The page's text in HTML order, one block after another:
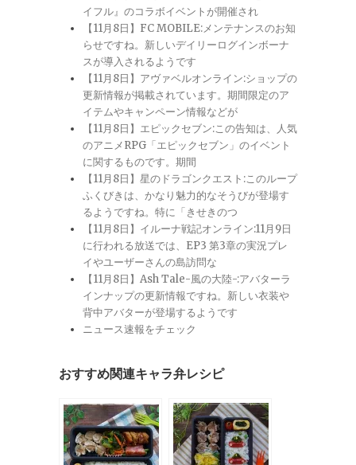
イフル』のコラボイベントが開催され
【11月8日】FC MOBILE:メンテナンスのお知
らせですね。新しいデイリーログインボーナ
スが導入されるようです
【11月8日】アヴァベルオンライン:ショップの
更新情報が掲載されています。期間限定のア
イテムやキャンペーン情報などが
【11月8日】エピックセブン:この告知は、人気
のアニメRPG「エピックセブン」のイベント
に関するものです。期間
【11月8日】星のドラゴンクエスト:このループ
ふくびきは、かなり魅力的なそうびが登場す
るようですね。特に「きせきのつ
【11月8日】イルーナ戦記オンライン:11月9日
に行われる放送では、EP3 第3章の実況プレ
イやユーザーさんの島訪問な
【11月8日】Ash Tale-風の大陸-:アバターラ
インナップの更新情報ですね。新しい衣装や
背中アバターが登場するようです
ニュース速報をチェック
おすすめ関連キャラ弁レシピ